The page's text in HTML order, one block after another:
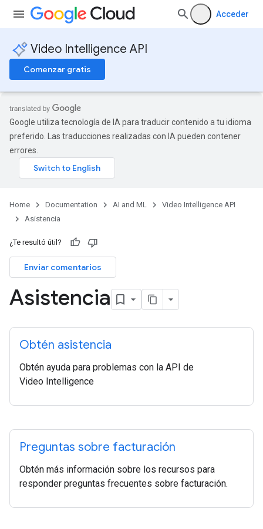
Acceder
Video Intelligence API
Comenzar gratis
Google utiliza tecnología de IA para traducir contenido a tu idioma
preferido. Las traducciones realizadas con IA pueden contener
errores.
Home Documentation AI and ML
Video Intelligence API
Asistencia
¿Te resultó útil?
Enviar comentarios
Asistencia
Obtén asistencia
Obtén ayuda para problemas con la API de
Video Intelligence
Preguntas sobre facturación
Obtén más información sobre los recursos para
responder preguntas frecuentes sobre facturación.